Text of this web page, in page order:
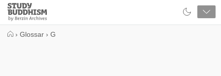
Close
Study
Buddhism
› Glossar › G